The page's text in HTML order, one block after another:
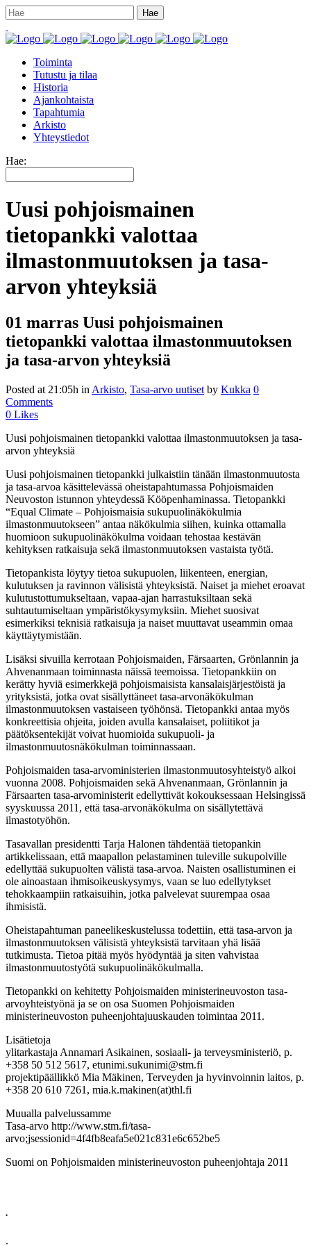
Toiminta
Tutustu ja tilaa
Historia
Ajankohtaista
Tapahtumia
Arkisto
Yhteystiedot
Hae:
Uusi pohjoismainen
tietopankki valottaa
ilmastonmuutoksen ja tasa-
arvon yhteyksiä
01 marras Uusi pohjoismainen
tietopankki valottaa ilmastonmuutoksen
ja tasa-arvon yhteyksiä
Posted at 21:05h in Arkisto, Tasa-arvo uutiset by Kukka 0
Comments
0 Likes
Uusi pohjoismainen tietopankki valottaa ilmastonmuutoksen ja tasa-
arvon yhteyksiä
Uusi pohjoismainen tietopankki julkaistiin tänään ilmastonmuutosta
ja tasa-arvoa käsittelevässä oheistapahtumassa Pohjoismaiden
Neuvoston istunnon yhteydessä Kööpenhaminassa. Tietopankki
“Equal Climate – Pohjoismaisia sukupuolinäkökulmia
ilmastonmuutokseen” antaa näkökulmia siihen, kuinka ottamalla
huomioon sukupuolinäkökulma voidaan tehostaa kestävän
kehityksen ratkaisuja sekä ilmastonmuutoksen vastaista työtä.
Tietopankista löytyy tietoa sukupuolen, liikenteen, energian,
kulutuksen ja ravinnon välisistä yhteyksistä. Naiset ja miehet eroavat
kulutustottumukseltaan, vapaa-ajan harrastuksiltaan sekä
suhtautumiseltaan ympäristökysymyksiin. Miehet suosivat
esimerkiksi teknisiä ratkaisuja ja naiset muuttavat useammin omaa
käyttäytymistään.
Lisäksi sivuilla kerrotaan Pohjoismaiden, Färsaarten, Grönlannin ja
Ahvenanmaan toiminnasta näissä teemoissa. Tietopankkiin on
kerätty hyviä esimerkkejä pohjoismaisista kansalaisjärjestöistä ja
yrityksistä, jotka ovat sisällyttäneet tasa-arvonäkökulman
ilmastonmuutoksen vastaiseen työhönsä. Tietopankki antaa myös
konkreettisia ohjeita, joiden avulla kansalaiset, poliitikot ja
päätöksentekijät voivat huomioida sukupuoli- ja
ilmastonmuutosnäkökulman toiminnassaan.
Pohjoismaiden tasa-arvoministerien ilmastonmuutosyhteistyö alkoi
vuonna 2008. Pohjoismaiden sekä Ahvenanmaan, Grönlannin ja
Färsaarten tasa-arvoministerit edellyttivät kokouksessaan Helsingissä
syyskuussa 2011, että tasa-arvonäkökulma on sisällytettävä
ilmastotyöhön.
Tasavallan presidentti Tarja Halonen tähdentää tietopankin
artikkelissaan, että maapallon pelastaminen tuleville sukupolville
edellyttää sukupuolten välistä tasa-arvoa. Naisten osallistuminen ei
ole ainoastaan ihmisoikeuskysymys, vaan se luo edellytykset
tehokkaampiin ratkaisuihin, jotka palvelevat suurempaa osaa
ihmisistä.
Oheistapahtuman paneelikeskustelussa todettiin, että tasa-arvon ja
ilmastonmuutoksen välisistä yhteyksistä tarvitaan yhä lisää
tutkimusta. Tietoa pitää myös hyödyntää ja siten vahvistaa
ilmastonmuutostyötä sukupuolinäkökulmalla.
Tietopankki on kehitetty Pohjoismaiden ministerineuvoston tasa-
arvoyhteistyönä ja se on osa Suomen Pohjoismaiden
ministerineuvoston puheenjohtajuuskauden toimintaa 2011.
Lisätietoja
ylitarkastaja Annamari Asikainen, sosiaali- ja terveysministeriö, p.
+358 50 512 5617, etunimi.sukunimi@stm.fi
projektipäällikkö Mia Mäkinen, Terveyden ja hyvinvoinnin laitos, p.
+358 20 610 7261, mia.k.makinen(at)thl.fi
Muualla palvelussamme
Tasa-arvo http://www.stm.fi/tasa-
arvo;jsessionid=4f4fb8eafa5e021c831e6c652be5
Suomi on Pohjoismaiden ministerineuvoston puheenjohtaja 2011
.
.